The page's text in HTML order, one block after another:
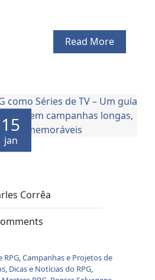
Read More
15
jan
Corrêa
RPG,Campanhas e Projetos de
, Dicas e Notícias do RPG,